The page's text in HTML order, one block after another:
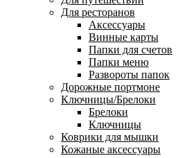
Для ресторанов
Аксессуары
Винные карты
Папки для счетов
Папки меню
Развороты папок
Дорожные портмоне
Ключницы/Брелоки
Брелоки
Ключницы
Коврики для мышки
Кожаные аксессуары